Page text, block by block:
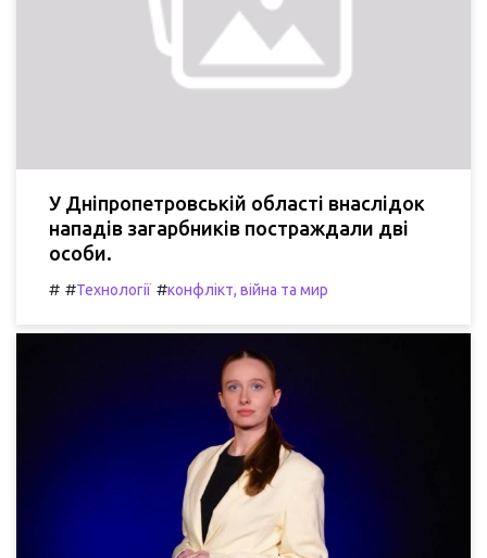
У Дніпропетровській області внаслідок
нападів загарбників постраждали дві
особи.
# #Технології #конфлікт, війна та мир